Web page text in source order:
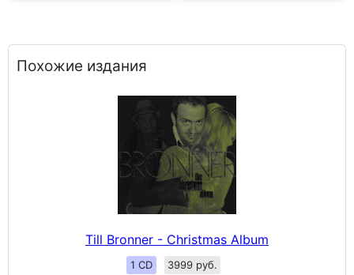
Похожие издания
Till Bronner - Christmas Album
1 CD 3999 руб.